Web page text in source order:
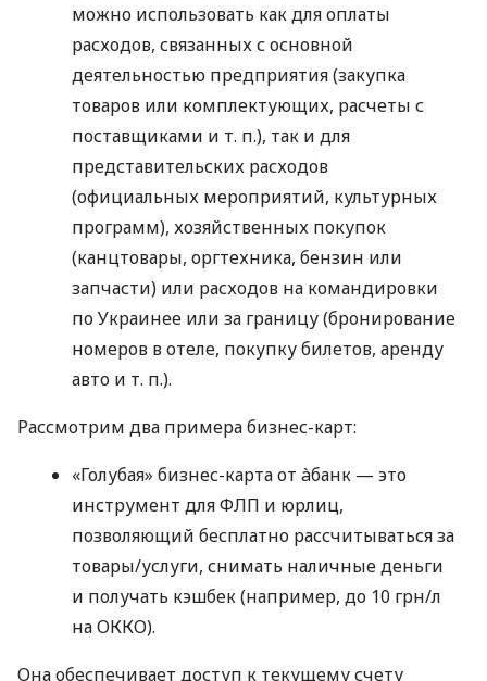
можно использовать как для оплаты
расходов, связанных с основной
деятельностью предприятия (закупка
товаров или комплектующих, расчеты с
поставщиками и т. п.), так и для
представительских расходов
(официальных мероприятий, культурных
программ), хозяйственных покупок
(канцтовары, оргтехника, бензин или
запчасти) или расходов на командировки
по Украинее или за границу (бронирование
номеров в отеле, покупку билетов, аренду
авто и т. п.).
Рассмотрим два примера бизнес-карт:
«Голубая» бизнес-карта от àбанк — это
инструмент для ФЛП и юрлиц,
позволяющий бесплатно рассчитываться за
товары/услуги, снимать наличные деньги
и получать кэшбек (например, до 10 грн/л
на ОККО).
Она обеспечивает доступ к текущему счету